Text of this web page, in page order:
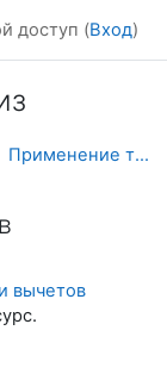
доступ (Вход)
Применение теории вычетов (окончание). Часть 1
вычетов